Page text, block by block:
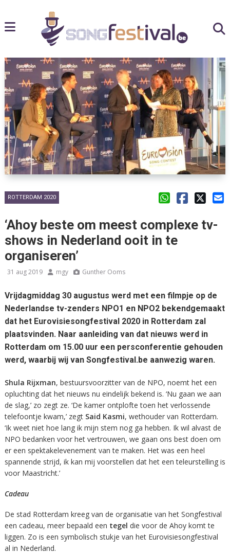
ROTTERDAM 2020
‘Ahoy beste om meest complexe tv-
shows in Nederland ooit in te
organiseren’
31 aug 2019 mgy Gunther Ooms
Vrijdagmiddag 30 augustus werd met een filmpje op de
Nederlandse tv-zenders NPO1 en NPO2 bekendgemaakt
dat het Eurovisiesongfestival 2020 in Rotterdam zal
plaatsvinden. Naar aanleiding van dat nieuws werd in
Rotterdam om 15.00 uur een persconferentie gehouden
werd, waarbij wij van Songfestival.be aanwezig waren.
Shula Rijxman, bestuursvoorzitter van de NPO, noemt het een
opluchting dat het nieuws nu eindelijk bekend is. ‘Nu gaan we aan
de slag,’ zo zegt ze. ‘De kamer ontplofte toen het verlossende
telefoontje kwam,’ zegt Said Kasmi, wethouder van Rotterdam.
‘Ik weet niet hoe lang ik mijn stem nog ga hebben. Ik wil alvast de
NPO bedanken voor het vertrouwen, we gaan ons best doen om
er een spektakelevenement van te maken. Het was een heel
spannende strijd, ik kan mij voorstellen dat het een teleurstelling is
voor Maastricht.’
Cadeau
De stad Rotterdam kreeg van de organisatie van het Songfestival
een cadeau, meer bepaald een tegel die voor de Ahoy komt te
liggen. Zo is een symbolisch stukje van het Eurovisiesongfestival
al in Nederland.